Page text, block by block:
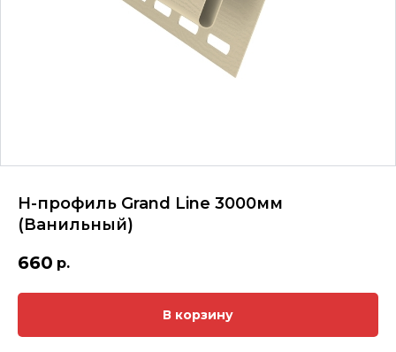
H-профиль Grand Line 3000мм
(Ванильный)
660 р.
В корзину